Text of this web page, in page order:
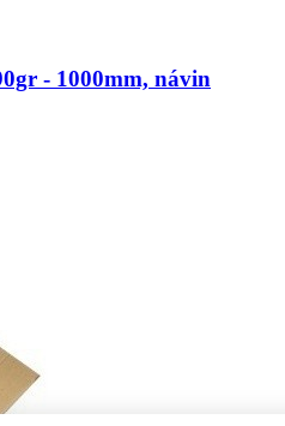
- 1000mm, návin